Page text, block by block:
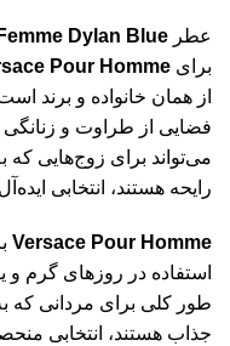
عطر Dylan Blue
برای Pour Homme
از همان خانواده و برند
فضایی از طراوت و زنانگی
می‌تواند برای زوج‌هایی که
رایحه هستند، انتخابی
Versace Pour Homme
استفاده در روزهای گرم
طور کلی برای مردانی که
جذاب هستند، انتخابی